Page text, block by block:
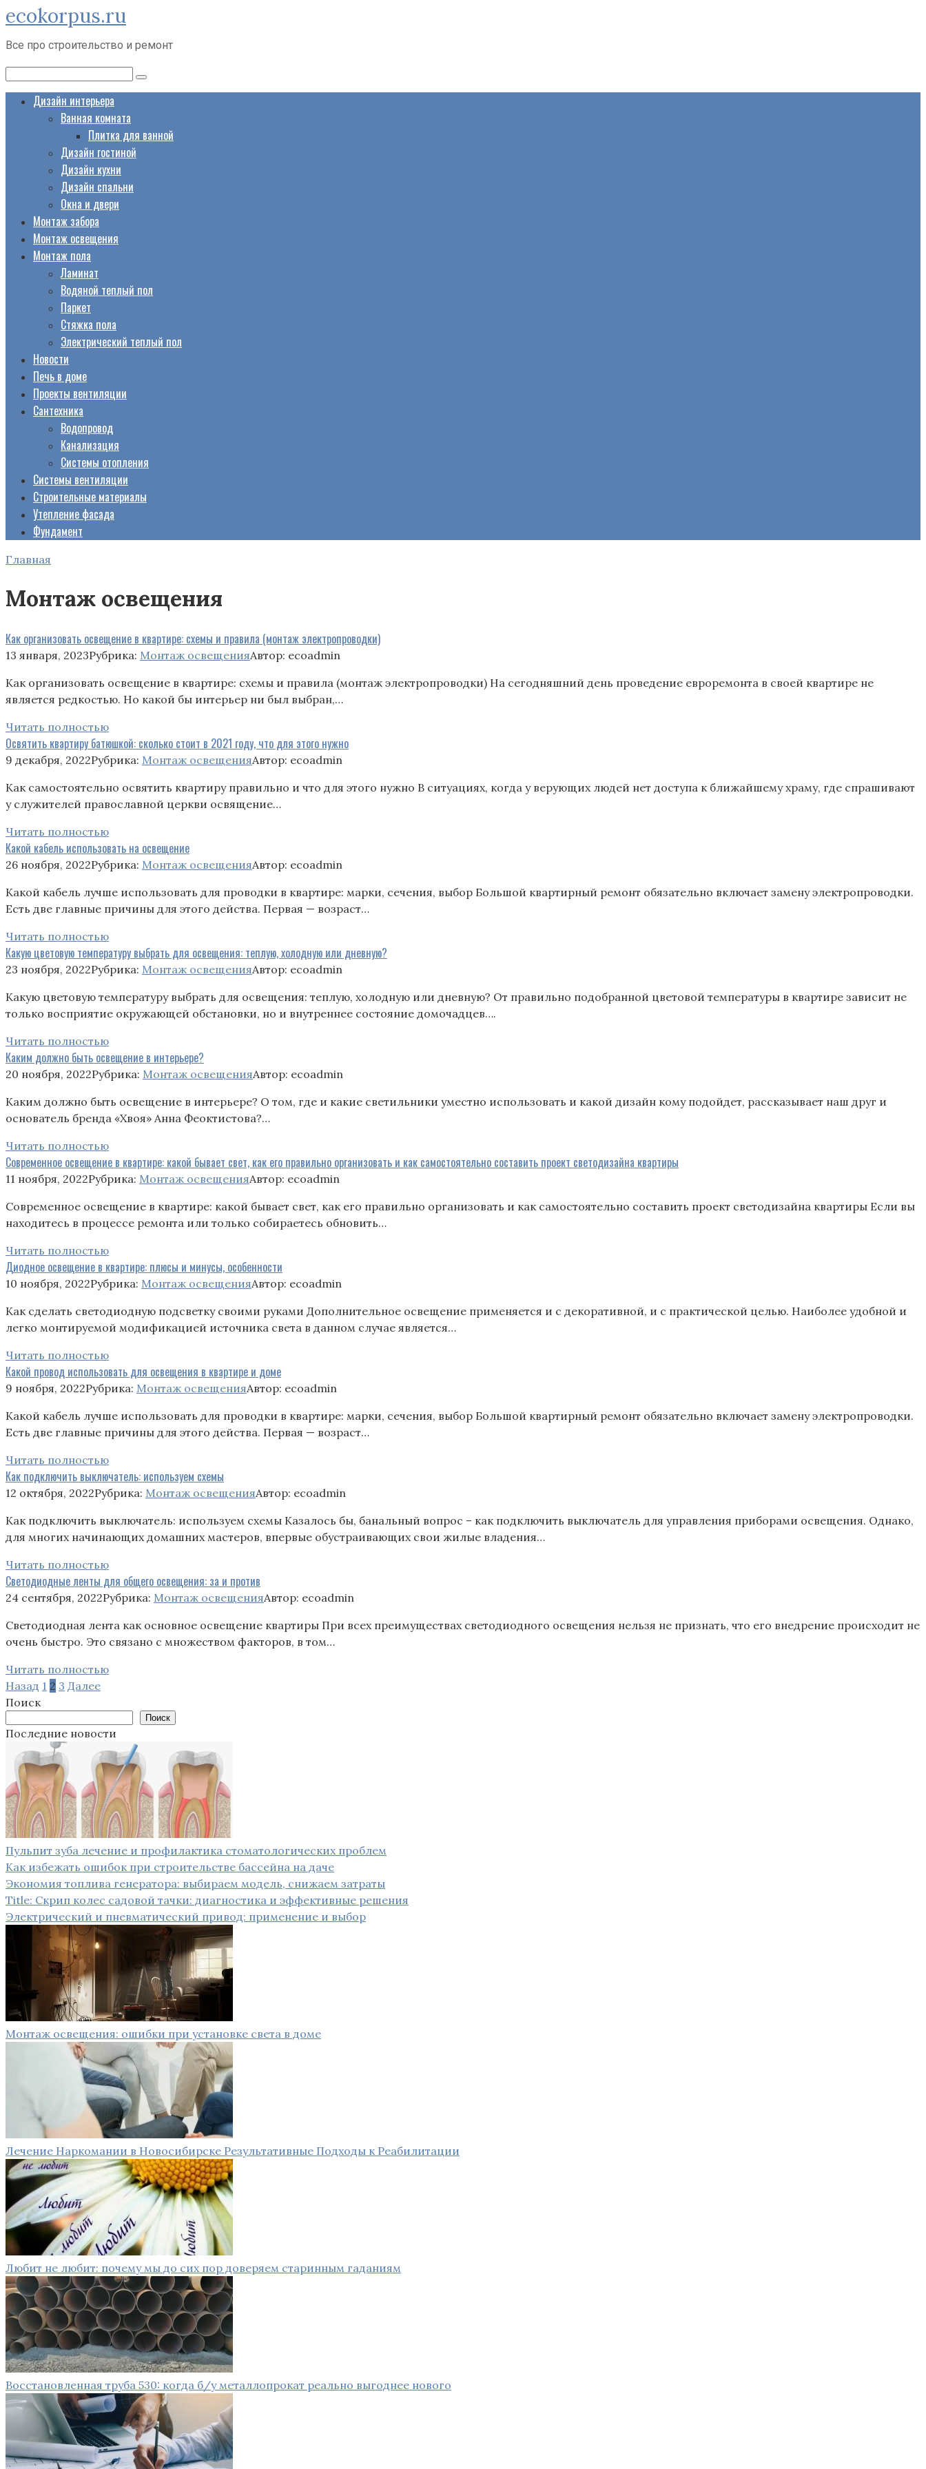
Перейти
к
контенту
ecokorpus.ru
Все про строительство и ремонт
Дизайн интерьера
Ванная комната
Плитка для ванной
Дизайн гостиной
Дизайн кухни
Дизайн спальни
Окна и двери
Монтаж забора
Монтаж освещения
Монтаж пола
Ламинат
Водяной теплый пол
Паркет
Стяжка пола
Электрический теплый пол
Новости
Печь в доме
Проекты вентиляции
Сантехника
Водопровод
Канализация
Системы отопления
Системы вентиляции
Строительные материалы
Утепление фасада
Фундамент
Главная
Монтаж освещения
Как организовать освещение в квартире: схемы и правила (монтаж электропроводки)
13 января, 2023Рубрика: Монтаж освещенияАвтор: ecoadmin
Как организовать освещение в квартире: схемы и правила (монтаж электропроводки) На сегодняшний день проведение евроремонта в своей квартире не
является редкостью. Но какой бы интерьер ни был выбран,…
Читать полностью
Освятить квартиру батюшкой: сколько стоит в 2021 году, что для этого нужно
9 декабря, 2022Рубрика: Монтаж освещенияАвтор: ecoadmin
Как самостоятельно освятить квартиру правильно и что для этого нужно В ситуациях, когда у верующих людей нет доступа к ближайшему храму, где спрашивают
у служителей православной церкви освящение…
Читать полностью
Какой кабель использовать на освещение
26 ноября, 2022Рубрика: Монтаж освещенияАвтор: ecoadmin
Какой кабель лучше использовать для проводки в квартире: марки, сечения, выбор Большой квартирный ремонт обязательно включает замену электропроводки.
Есть две главные причины для этого действа. Первая — возраст…
Читать полностью
Какую цветовую температуру выбрать для освещения: теплую, холодную или дневную?
23 ноября, 2022Рубрика: Монтаж освещенияАвтор: ecoadmin
Какую цветовую температуру выбрать для освещения: теплую, холодную или дневную? От правильно подобранной цветовой температуры в квартире зависит не
только восприятие окружающей обстановки, но и внутреннее состояние домочадцев….
Читать полностью
Каким должно быть освещение в интерьере?
20 ноября, 2022Рубрика: Монтаж освещенияАвтор: ecoadmin
Каким должно быть освещение в интерьере? О том, где и какие светильники уместно использовать и какой дизайн кому подойдет, рассказывает наш друг и
основатель бренда «Хвоя» Анна Феоктистова?…
Читать полностью
Современное освещение в квартире: какой бывает свет, как его правильно организовать и как самостоятельно составить проект светодизайна квартиры
11 ноября, 2022Рубрика: Монтаж освещенияАвтор: ecoadmin
Современное освещение в квартире: какой бывает свет, как его правильно организовать и как самостоятельно составить проект светодизайна квартиры Если вы
находитесь в процессе ремонта или только собираетесь обновить…
Читать полностью
Диодное освещение в квартире: плюсы и минусы, особенности
10 ноября, 2022Рубрика: Монтаж освещенияАвтор: ecoadmin
Как сделать светодиодную подсветку своими руками Дополнительное освещение применяется и с декоративной, и с практической целью. Наиболее удобной и
легко монтируемой модификацией источника света в данном случае является…
Читать полностью
Какой провод использовать для освещения в квартире и доме
9 ноября, 2022Рубрика: Монтаж освещенияАвтор: ecoadmin
Какой кабель лучше использовать для проводки в квартире: марки, сечения, выбор Большой квартирный ремонт обязательно включает замену электропроводки.
Есть две главные причины для этого действа. Первая — возраст…
Читать полностью
Как подключить выключатель: используем схемы
12 октября, 2022Рубрика: Монтаж освещенияАвтор: ecoadmin
Как подключить выключатель: используем схемы Казалось бы, банальный вопрос – как подключить выключатель для управления приборами освещения. Однако,
для многих начинающих домашних мастеров, впервые обустраивающих свои жилые владения…
Читать полностью
Светодиодные ленты для общего освещения: за и против
24 сентября, 2022Рубрика: Монтаж освещенияАвтор: ecoadmin
Светодиодная лента как основное освещение квартиры При всех преимуществах светодиодного освещения нельзя не признать, что его внедрение происходит не
очень быстро. Это связано с множеством факторов, в том…
Читать полностью
Пагинация
записей
Назад 1 2 3 Далее
Поиск
Поиск
Последние новости
Пульпит зуба лечение и профилактика стоматологических проблем
Как избежать ошибок при строительстве бассейна на даче
Экономия топлива генератора: выбираем модель, снижаем затраты
Title: Скрип колес садовой тачки: диагностика и эффективные решения
Электрический и пневматический привод: применение и выбор
Монтаж освещения: ошибки при установке света в доме
Лечение Наркомании в Новосибирске Результативные Подходы к Реабилитации
Любит не любит: почему мы до сих пор доверяем старинным гаданиям
Восстановленная труба 530: когда б/у металлопрокат реально выгоднее нового